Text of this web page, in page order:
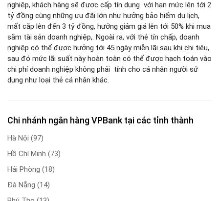
nghiệp, khách hàng sẽ được cấp tín dụng với hạn mức lên tới 2
tỷ đồng cùng những ưu đãi lớn như hưởng bảo hiểm du lịch,
mất cắp lên đến 3 tỷ đồng, hưởng giảm giá lên tới 50% khi mua
sắm tài sản doanh nghiệp,. Ngoài ra, với thẻ tín chấp, doanh
nghiệp có thể được hưởng tới 45 ngày miễn lãi sau khi chi tiêu,
sau đó mức lãi suất này hoàn toàn có thể được hạch toán vào
chi phí doanh nghiệp không phải tính cho cá nhân người sử
dụng như loại thẻ cá nhân khác.
Chi nhánh ngân hàng VPBank tại các tỉnh thành
Hà Nội (97)
Hồ Chí Minh (73)
Hải Phòng (18)
Đà Nẵng (14)